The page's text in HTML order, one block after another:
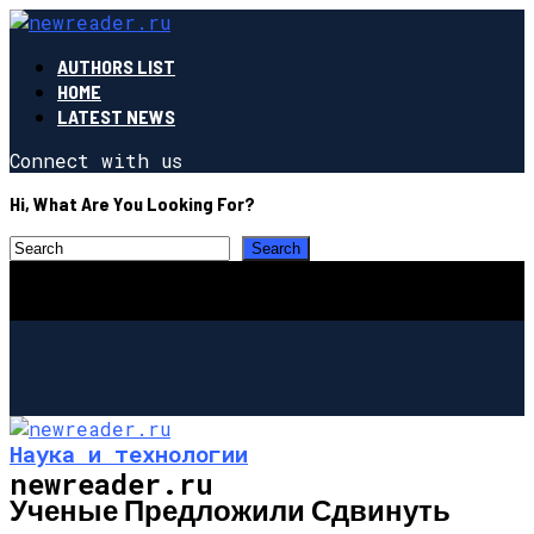
AUTHORS LIST
HOME
LATEST NEWS
Connect with us
Hi, What Are You Looking For?
newreader.ru
Наука и технологии
Ученые Предложили Сдвинуть